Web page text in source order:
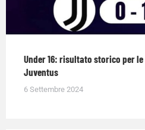
Under 16: risultato storico per
Juventus
6 Settembre 2024